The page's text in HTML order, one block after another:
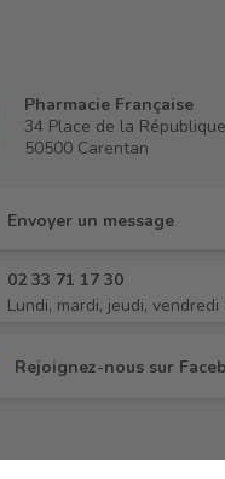
Pharmacie Française
34 Place de la
50500 Carentan
Envoyer un message
02 33 71 17 30
Lundi, mardi, jeudi,
Rejoignez-nous sur
Paiement sécurisé •